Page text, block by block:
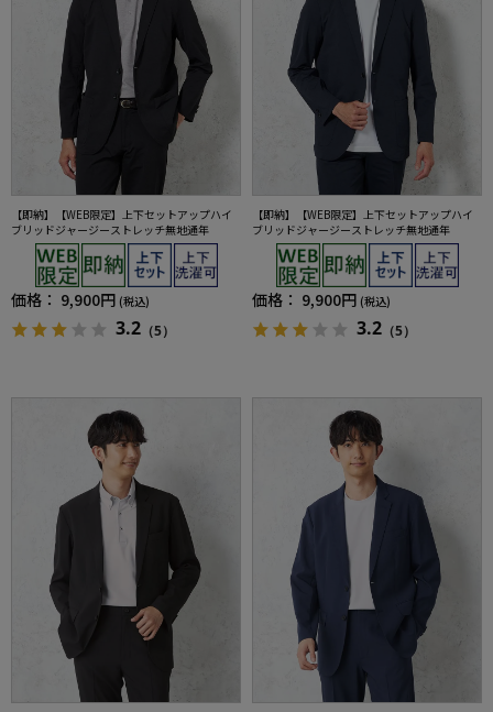
【即納】【WEB限定】上下セットアップハイ
ブリッドジャージーストレッチ無地通年
価格： 9,900円 (税込)
3.2 （5）
【即納】【WEB限定】上下セットアップハイ
ブリッドジャージーストレッチ無地通年
価格： 9,900円 (税込)
3.2 （5）